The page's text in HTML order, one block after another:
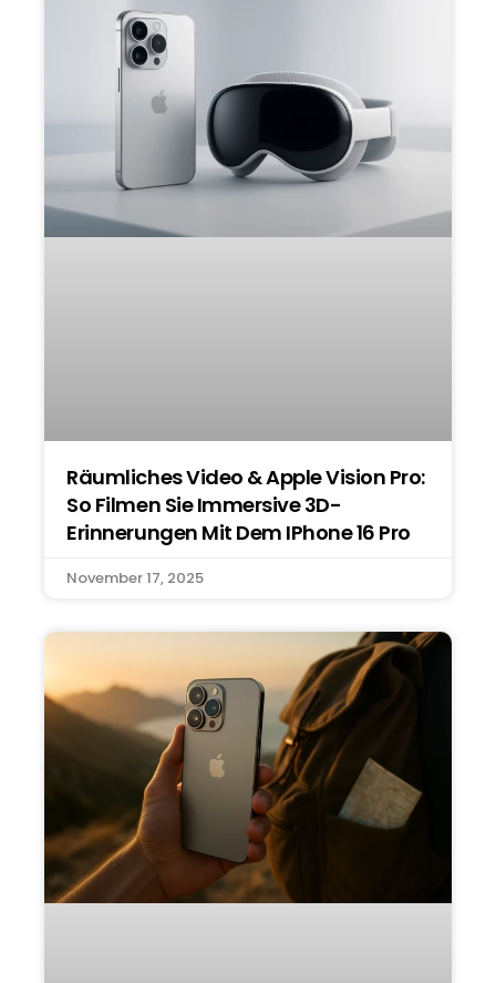
Räumliches Video & Apple Vision Pro:
So Filmen Sie Immersive 3D-
Erinnerungen Mit Dem IPhone 16 Pro
November 17, 2025